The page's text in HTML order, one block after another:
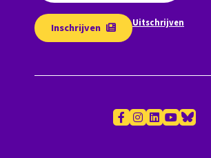
Inschrijven Uitschrijven